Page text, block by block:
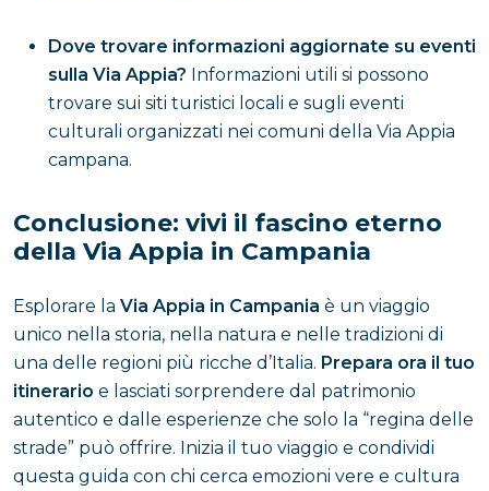
Dove trovare informazioni aggiornate su eventi
sulla Via Appia? Informazioni utili si possono
trovare sui siti turistici locali e sugli eventi
culturali organizzati nei comuni della Via Appia
campana.
Conclusione: vivi il fascino eterno
della Via Appia in Campania
Esplorare la Via Appia in Campania è un viaggio
unico nella storia, nella natura e nelle tradizioni di
una delle regioni più ricche d’Italia. Prepara ora il tuo
itinerario e lasciati sorprendere dal patrimonio
autentico e dalle esperienze che solo la “regina delle
strade” può offrire. Inizia il tuo viaggio e condividi
questa guida con chi cerca emozioni vere e cultura